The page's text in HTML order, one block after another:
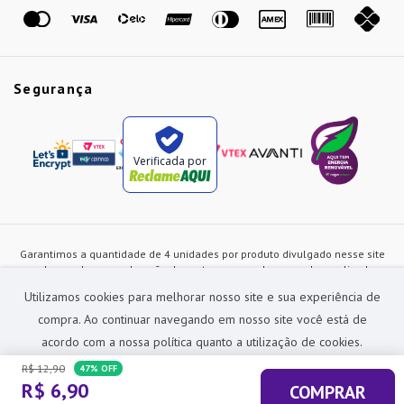
Utilizamos cookies para melhorar nosso site e sua experiência de
compra. Ao continuar navegando em nosso site você está de
acordo com a nossa política quanto a utilização de cookies.
R$ 12,90 47% OFF
R$ 6,90 COMPRAR
Segurança
Verificada por
Garantimos a quantidade de 4 unidades por produto divulgado nesse site
ou de acordo com a duração dos estoques, sendo as vendas realizadas
alterados a qualquer instante sem prévia comunicação e são exclusivos
para a loja virtual, não restando nenhuma obrigação de prática similar nas
lojas físicas da rede Preçolandia. Todas as imagens dos produtos são
meramente ilustrativas.
Preçolandia Comercial Ltda CNPJ: 62.270.186/0011-28
sac@precolandia.com.br - (11) 5445-1010